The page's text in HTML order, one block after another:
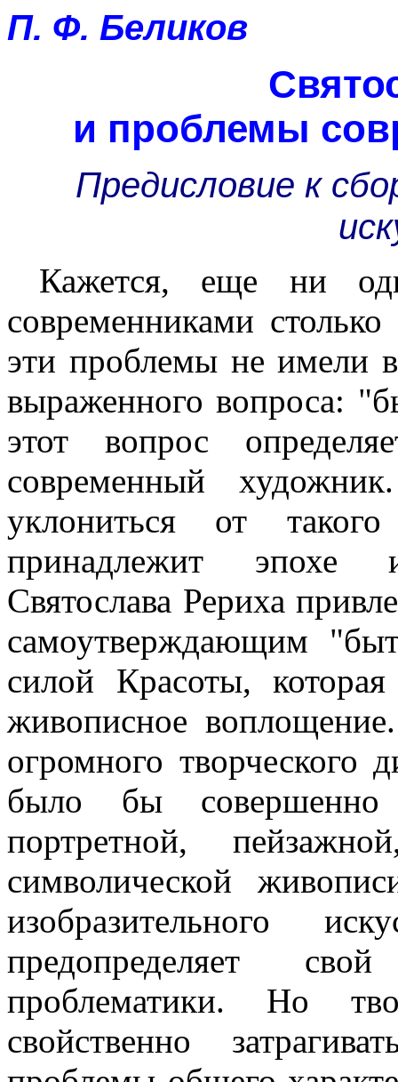
П. Ф. Беликов
и проблемы
Предисловие к
Кажется, еще ни
современниками
эти проблемы не имели
выраженного вопроса:
этот вопрос
современный
уклониться от
принадлежит эпохе
Святослава Рериха
самоутверждающим
силой Красоты,
живописное
огромного творческого
было бы совершенно
портретной,
символической
изобразительного
предопределяет
проблематики. Но
свойственно